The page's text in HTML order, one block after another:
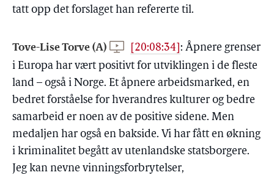
tatt opp det forslaget han refererte til.
Tove-Lise Torve (A) [20:08:34] : Åpnere grenser
i Europa har vært positivt for utviklingen i de fleste
land – også i Norge. Et åpnere arbeidsmarked, en
bedret forståelse for hverandres kulturer og bedre
samarbeid er noen av de positive sidene. Men
medaljen har også en bakside. Vi har fått en økning
i kriminalitet begått av utenlandske statsborgere.
Jeg kan nevne vinningsforbrytelser,